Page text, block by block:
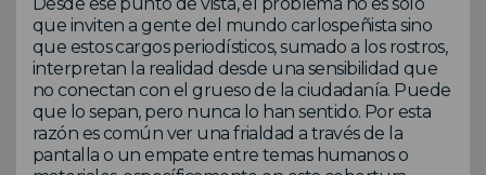
que inviten a gente del mundo carlospeñista sino
que estos cargos periodísticos, sumado a los rostros,
interpretan la realidad desde una sensibilidad que
no conectan con el grueso de la ciudadanía. Puede
que lo sepan, pero nunca lo han sentido. Por esta
razón es común ver una frialdad a través de la
pantalla o un empate entre temas humanos o